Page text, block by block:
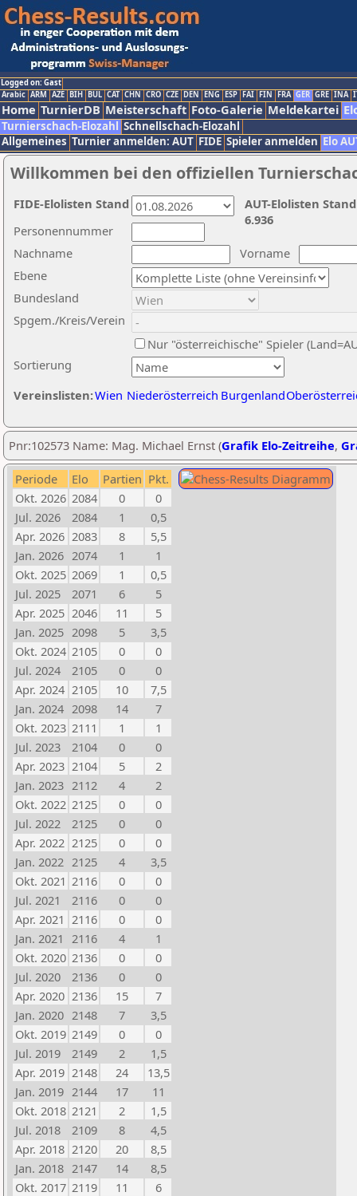
Logged on: Gast
Arabic ARM AZE BIH BUL CAT CHN CRO CZE DEN ENG ESP FAI FIN FRA GER GRE INA
Home TurnierDB Meisterschaft Foto-Galerie Meldekartei
Turnierschach-Elozahl Schnellschach-Elozahl
Allgemeines Turnier anmelden: AUT FIDE Spieler anmelden Elo
Willkommen bei den offiziellen
Nachname
Vorname
Ebene
Sortierung
Personennummer
Bundesland
Spgem./Kreis/Verein
Nur "österreichische" Spieler
Vereinslisten:Wien Niederösterreich Burgenland
AUT-Elolisten
6.936
FIDE-Elolisten Stand
Pnr:102573 Name: Mag. Michael Ernst (Grafik Elo-Zeitreihe,
Periode Elo Partien Pkt.
Okt. 2026 2084 0
0
Jul. 2026
2084 1
0,5
Apr. 2026 2083 8
5,5
Jan. 2026 2074 1
1
Okt. 2025 2069 1
0,5
Jul. 2025
2071 6
5
Apr. 2025 2046 11
5
Jan. 2025 2098 5
3,5
Okt. 2024 2105 0
0
Jul. 2024
2105 0
0
Apr. 2024 2105 10
7,5
Jan. 2024 2098 14
7
Okt. 2023 2111 1
1
Jul. 2023
2104 0
0
Apr. 2023 2104 5
2
Jan. 2023 2112 4
2
Okt. 2022 2125 0
0
Jul. 2022
2125 0
0
Apr. 2022 2125 0
0
Jan. 2022 2125 4
3,5
Okt. 2021 2116 0
0
Jul. 2021
2116 0
0
Apr. 2021 2116 0
0
Jan. 2021 2116 4
1
Okt. 2020 2136 0
0
Jul. 2020
2136 0
0
Apr. 2020 2136 15
7
Jan. 2020 2148 7
3,5
Okt. 2019 2149 0
0
Jul. 2019
2149 2
1,5
Apr. 2019 2148 24
13,5
Jan. 2019 2144 17
11
Okt. 2018 2121 2
1,5
Jul. 2018
2109 8
4,5
Apr. 2018 2120 20
8,5
Jan. 2018 2147 14
8,5
Okt. 2017 2119 11
6